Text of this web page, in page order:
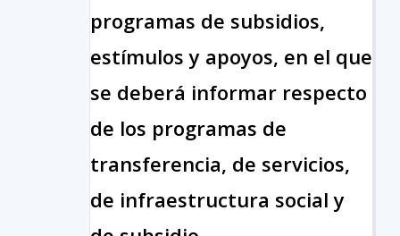
programas de subsidios,
estímulos y apoyos, en el que
se deberá informar respecto
de los programas de
transferencia, de servicios,
de infraestructura social y